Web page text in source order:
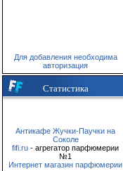
Для добавления необходима
авторизация
Статистика
Антикафе Жучки-Паучки на
Соколе
fifi.ru - агрегатор парфюмерии
№1
Интернет магазин парфюмерии